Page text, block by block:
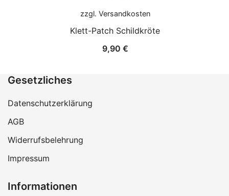
zzgl. Versandkosten
Klett-Patch Schildkröte
9,90 €
Gesetzliches
Datenschutzerklärung
AGB
Widerrufsbelehrung
Impressum
Informationen